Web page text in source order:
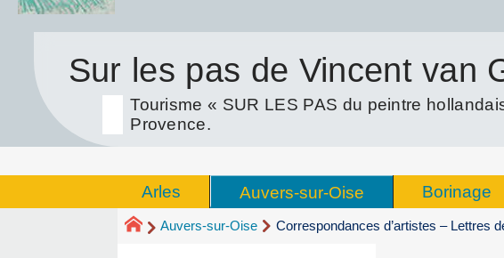
Sur les pas de Vincent van
Tourisme « SUR LES PAS du peintre
Provence.
Arles Auvers-sur-Oise Borinage
Auvers-sur-Oise Correspondances d’artistes – Lettres